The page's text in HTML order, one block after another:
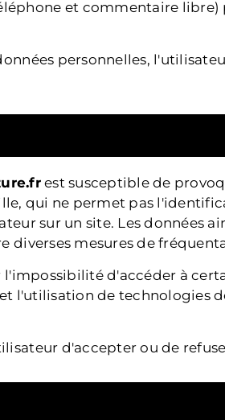
et commentaire
personnelles,
est susceptible de
qui ne permet pas
sur un site. Les données
diverses mesures de
d'accéder à
l'utilisation de technologies
d'accepter ou de